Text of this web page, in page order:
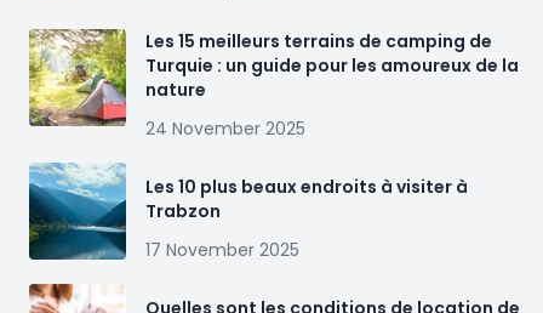
Les 15 meilleurs terrains de camping de
Turquie : un guide pour les amoureux de la
nature
24 November 2025
Les 10 plus beaux endroits à visiter à
Trabzon
17 November 2025